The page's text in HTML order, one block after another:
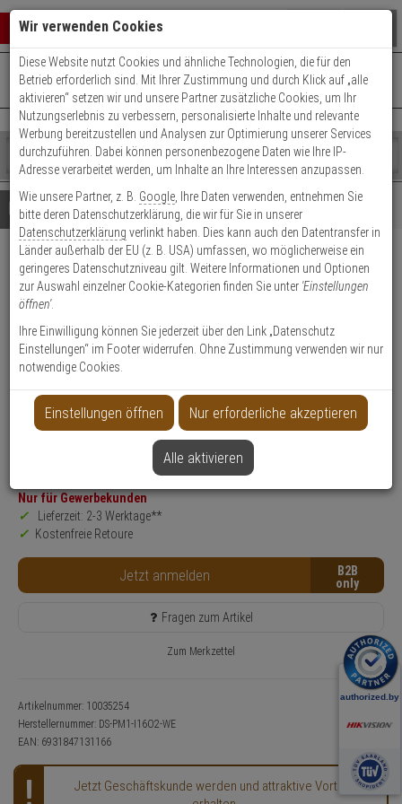
Warenkorb schließen
0 ARTIKEL IM WARENKORB
Ihr Warenkorb ist momentan leer.
Ergebnisse ()
Fertig
Shop
durchsuchen
Bitte
geben
Sie
mindestens
Zeichen
ein,
um
Suche
Es
wurde
noch
Kategorien
Suche
gestartet
+49 (0)821 899 493-0Mo. - Do.: 8:00 - 16:30 | Fr.: 8:00 - 14:00 Uhr
Kontaktservice nutzen
Details Beratung
HIKVision DS-PM1-I16O2-
WE IO Transmitter
Produktmerkmale
Datenblatt drucken
Produktinformationen
Zubehörartikel
Gewerbeobjekte, Haus, Wohnung
Nur für Gewerbekunden
Lieferzeit: 2-3 Werktage**
Kostenfreie Retoure
Jetzt anmelden B2B
Fragen zum Artikel
Zum Merkzettel
Artikelnummer: 10035254
Herstellernummer: DS-PM1-I16O2-WE
EAN: 6931847131166
Jetzt Geschäftskunde werden und attraktive Vorteile
Wir verwenden Cookies
Diese Website nutzt Cookies und ähnliche Technologien, die für den
Betrieb erforderlich sind. Mit Ihrer Zustimmung und durch Klick auf „alle
aktivieren“ setzen wir und unsere Partner zusätzliche Cookies, um Ihr
Nutzungserlebnis zu verbessern, personalisierte Inhalte und relevante
Werbung bereitzustellen und Analysen zur Optimierung unserer Services
durchzuführen. Dabei können personenbezogene Daten wie Ihre IP-
Adresse verarbeitet werden, um Inhalte an Ihre Interessen anzupassen.
Wie unsere Partner, z. B. Google , Ihre Daten verwenden, entnehmen Sie
bitte deren Datenschutzerklärung, die wir für Sie in unserer
Datenschutzerklärung verlinkt haben. Dies kann auch den Datentransfer in
Länder außerhalb der EU (z. B. USA) umfassen, wo möglicherweise ein
geringeres Datenschutzniveau gilt. Weitere Informationen und Optionen
zur Auswahl einzelner Cookie-Kategorien finden Sie unter 'Einstellungen
öffnen'.
Ihre Einwilligung können Sie jederzeit über den Link „Datenschutz
Einstellungen“ im Footer widerrufen. Ohne Zustimmung verwenden wir nur
notwendige Cookies.
Einstellungen öffnen Nur erforderliche akzeptieren
Alle aktivieren